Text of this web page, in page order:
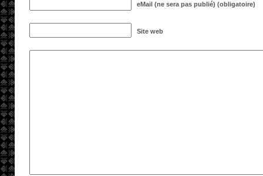
eMail (ne sera pas publié) (obligatoire)
Site web